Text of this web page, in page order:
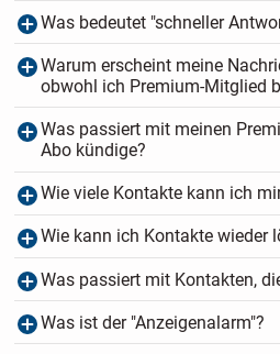
Was bedeutet "schneller
Warum erscheint meine
obwohl ich Premium-Mitglied
Was passiert mit meinen
Abo kündige?
Wie viele Kontakte kann ich
Wie kann ich Kontakte wieder
Was passiert mit Kontakten,
Was ist der "Anzeigenalarm"?